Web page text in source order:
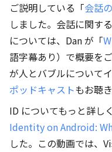
ご説明している「会話
しました。会話に関す
については、Dan が「
語字幕あり）で概要を
が人とバブルについて
ポッドキャストもお聴
ID についてもっと詳し
Identity on Android:
した。この動画では、